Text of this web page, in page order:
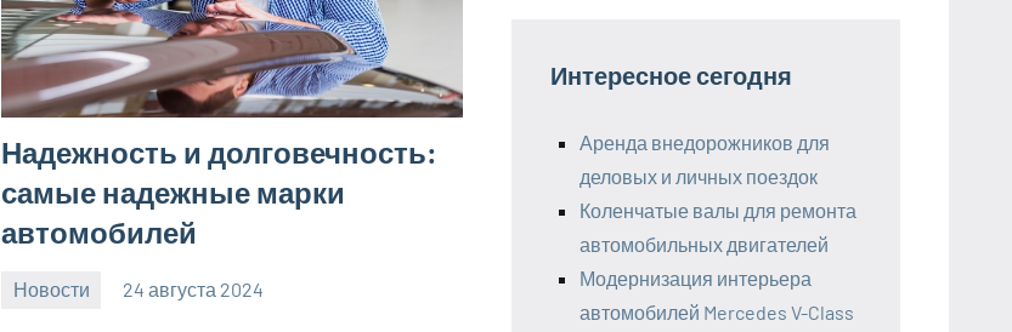
Надежность и долговечность:
самые надежные марки
автомобилей
Новости 24 августа 2024
Интересное сегодня
Аренда внедорожников для
деловых и личных поездок
Коленчатые валы для ремонта
автомобильных двигателей
Модернизация интерьера
автомобилей Mercedes V-Class